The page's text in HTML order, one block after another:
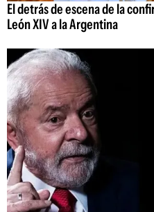
El detrás de escena de la
León XIV a la Argentina